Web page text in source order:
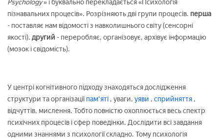
Psychology» і буквально перекладається «Психологія
пізнавальних процесів». Розрізняють дві групи процесів. перша
- поставляє нам відомості з навколишнього світу (сенсорні
якості). другий - переробляє, організовує, архівує інформацію
(мозок і свідомість).
У центрі когнітивного підходу знаходяться дослідження
структури та організаціїпам'яті , уваги, уяви , сприйняття ,
відчуттів, мислення. Тобто повністю охоплюється весь спектр
психічних процесів і сфер поведінки. Дослідити всі завдання
одними знаннями з психології складно. Тому психологія